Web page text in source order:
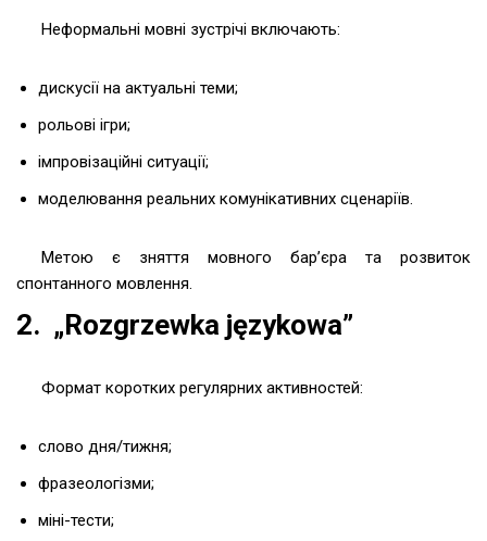
Неформальні мовні зустрічі включають:
дискусії на актуальні теми;
рольові ігри;
імпровізаційні ситуації;
моделювання реальних комунікативних сценаріїв.
Метою є зняття мовного бар’єра та розвиток
спонтанного мовлення.
2. „Rozgrzewka językowa”
Формат коротких регулярних активностей:
слово дня/тижня;
фразеологізми;
міні-тести;